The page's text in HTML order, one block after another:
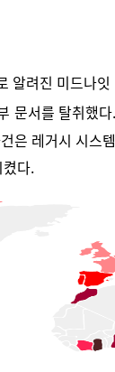
알려진 미드
문서를 탈취했다.
은 레거시 시
다.